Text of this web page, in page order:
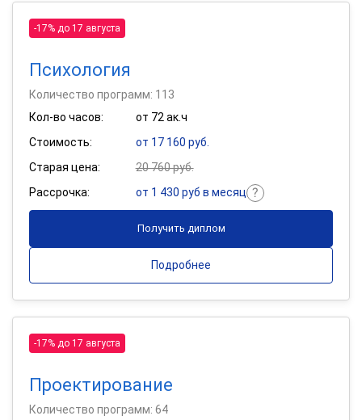
-17% до 17 августа
Психология
Количество программ: 113
Кол-во часов:
от 72 ак.ч
Стоимость:
от 17 160 руб.
Старая цена:
20 760 руб.
Рассрочка:
от 1 430 руб в месяц
Получить диплом
Подробнее
-17% до 17 августа
Проектирование
Количество программ: 64